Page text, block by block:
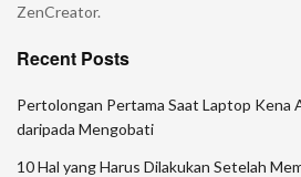
ZenCreator.
Recent Posts
Pertolongan Pertama Saat Laptop Kena
daripada Mengobati
10 Hal yang Harus Dilakukan Setelah